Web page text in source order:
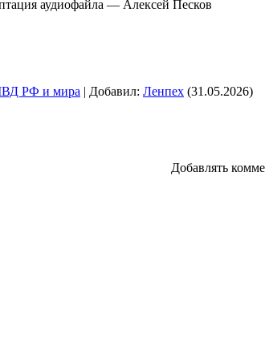
аудиофайла — Алексей Песков
РФ и мира | Добавил: Ленпех (31.05.2026)
Добавлять